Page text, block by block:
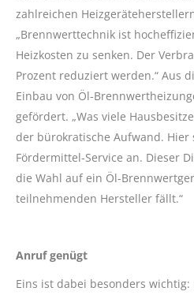
zahlreichen
„Brennwerttechnik ist
Heizkosten zu senken. Der
Prozent reduziert werden.“ Aus
Einbau von Öl-
gefördert. „Was viele
der bürokratische Aufwand.
Fördermittel-Service an. Dieser
die Wahl auf ein Öl-
teilnehmenden Hersteller fällt.“
Anruf genügt
Eins ist dabei besonders wichtig: